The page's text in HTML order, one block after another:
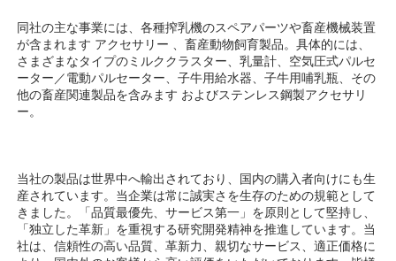
同社の主な事業には、各種搾乳機のスペアパーツや畜産機械装置
が含まれます アクセサリー 、畜産動物飼育製品。具体的には、
さまざまなタイプのミルククラスター、乳量計、空気圧式パルセ
ーター／電動パルセーター、子牛用給水器、子牛用哺乳瓶、その
他の畜産関連製品を含みます およびステンレス鋼製アクセサリ
ー。
当社の製品は世界中へ輸出されており、国内の購入者向けにも生
産されています。当企業は常に誠実さを生存のための規範として
きました。「品質最優先、サービス第一」を原則として堅持し、
「独立した革新」を重視する研究開発精神を推進しています。当
社は、信頼性の高い品質、革新力、親切なサービス、適正価格に